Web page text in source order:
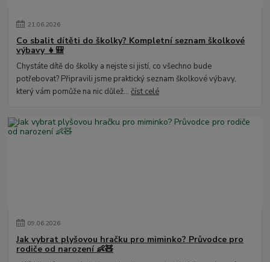
21.06.2026
Co sbalit dítěti do školky? Kompletní seznam školkové
výbavy 👧🎒
Chystáte dítě do školky a nejste si jistí, co všechno bude
potřebovat? Připravili jsme praktický seznam školkové výbavy,
který vám pomůže na nic důlež...číst celé
09.06.2026
Jak vybrat plyšovou hračku pro miminko? Průvodce pro
rodiče od narození 👶🧸